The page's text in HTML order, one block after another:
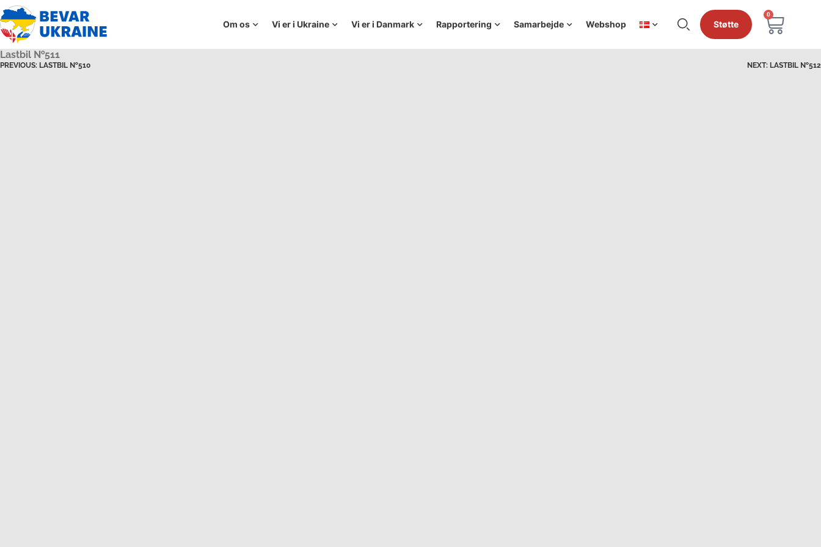
Om os Vi er i Ukraine Vi er i Danmark Rapportering Samarbejde Webshop Støtte
0
Lastbil №511
PREVIOUS: LASTBIL №510 NEXT: LASTBIL №512